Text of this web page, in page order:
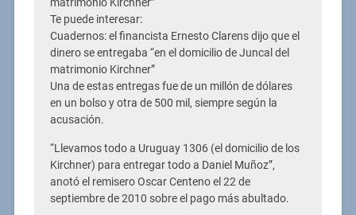
matrimonio Kirchner”
Te puede interesar:
Cuadernos: el financista Ernesto Clarens dijo que el
dinero se entregaba “en el domicilio de Juncal del
matrimonio Kirchner”
Una de estas entregas fue de un millón de dólares
en un bolso y otra de 500 mil, siempre según la
acusación.
“Llevamos todo a Uruguay 1306 (el domicilio de los
Kirchner) para entregar todo a Daniel Muñoz”,
anotó el remisero Oscar Centeno el 22 de
septiembre de 2010 sobre el pago más abultado.